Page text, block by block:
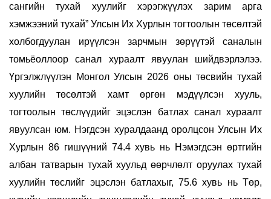
сангийн тухай хуулийг хэрэгжүүлэх зарим арга
хэмжээний тухай” Улсын Их Хурлын тогтоолын төсөлтэй
холбогдуулан ирүүлсэн зарчмын зөрүүтэй саналын
томьёоллоор санал хураалт явуулан шийдвэрлэлээ.
Үргэлжлүүлэн Монгол Улсын 2026 оны төсвийн тухай
хуулийн төсөлтэй хамт өргөн мэдүүлсэн хууль,
тогтоолын төслүүдийг эцэслэн батлах санал хураалт
явуулсан юм. Нэгдсэн хуралдаанд оролцсон Улсын Их
Хурлын 86 гишүүний 74.4 хувь нь Нэмэгдсэн өртгийн
албан татварын тухай хуульд өөрчлөлт оруулах тухай
хуулийн төслийг эцэслэн батлахыг, 75.6 хувь нь Төр,